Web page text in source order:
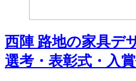
西陣 路地の家具
選考・表彰式・入